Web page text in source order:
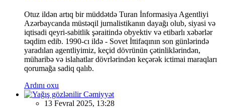
Otuz ildən artıq bir müddətdə Turan İnformasiya Agentliyi
Azərbaycanda müstəqil jurnalistikanın dayağı olub, siyasi və
iqtisadi qeyri-sabitlik şəraitində obyektiv və etibarlı xəbərlər
təqdim edib. 1990-cı ildə - Sovet İttifaqının son günlərində
yaradılan agentliyimiz, keçid dövrünün çətinliklərindən,
müharibə və islahatlar dövrlərindən keçərək ictimai maraqları
qorumağa sadiq qalıb.
Ardını oxu
Cəmiyyət
13 Fevral 2025, 13:28